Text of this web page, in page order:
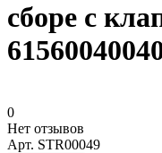
сборе с
0
Нет отзывов
Арт. STR00049